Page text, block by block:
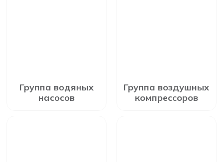
Группа водяных
насосов
Группа воздушных
компрессоров